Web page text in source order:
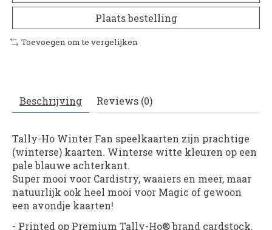
Plaats bestelling
Toevoegen om te vergelijken
Beschrijving Reviews (0)
Tally-Ho Winter Fan speelkaarten zijn prachtige
(winterse) kaarten. Winterse witte kleuren op een
pale blauwe achterkant.
Super mooi voor Cardistry, waaiers en meer, maar
natuurlijk ook heel mooi voor Magic of gewoon
een avondje kaarten!
- Printed op Premium Tally-Ho® brand cardstock.